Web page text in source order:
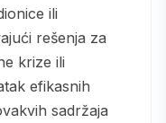
ili
rešenja za
krize ili
efikasnih
sadržaja